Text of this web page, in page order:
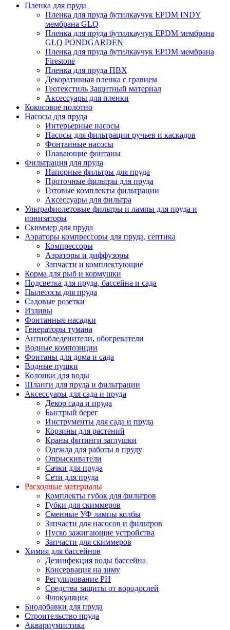
Пленка для пруда
Пленка для пруда бутилкаучук EPDM INDY
мембрана GLQ
Пленка для пруда бутилкаучук EPDM мембрана
GLQ PONDGARDEN
Пленка для пруда бутилкаучук EPDM мембрана
Firestone
Пленка для пруда ПВХ
Декоративная пленка с гравием
Геотекстиль Защитный материал
Аксессуары для пленки
Кокосовое полотно
Насосы для пруда
Интерьерные насосы
Насосы для фильтрации ручьев и каскадов
Фонтанные насосы
Плавающие фонтаны
Фильтрация для пруда
Напорные фильтры для пруда
Проточные фильтры для пруда
Готовые комплекты фильтрации
Аксессуары для фильтра
Ультрафиолетовые фильтры и лампы для пруда и
ионизаторы
Скиммер для пруда
Аэраторы компрессоры для пруда, септика
Компрессоры
Аэраторы и диффузоры
Запчасти и комплектующие
Корма для рыб и кормушки
Подсветка для пруда, бассейна и сада
Пылесосы для пруда
Садовые розетки
Изливы
Фонтанные насадки
Генераторы тумана
Антиобледенители, обогреватели
Водные композиции
Фонтаны для дома и сада
Водные пушки
Колонки для воды
Шланги для пруда и фильтрации
Аксессуары для сада и пруда
Декор сада и пруда
Быстрый берег
Инструменты для сада и пруда
Корзины для растений
Краны фитинги заглушки
Одежда для работы в пруду
Опрыскиватели
Сачки для пруда
Сети для пруда
Расходные материалы
Комплекты губок для фильтров
Губки для скиммеров
Сменные УФ лампы колбы
Запчасти для насосов и фильтров
Пуско зажигающие устройства
Запчасти для скиммеров
Химия для бассейнов
Дезинфекция воды бассейна
Консервация на зиму
Регулирование PH
Средства защиты от вородослей
Флокуляция
Биодобавки для пруда
Строительство пруда
Аквариумистика